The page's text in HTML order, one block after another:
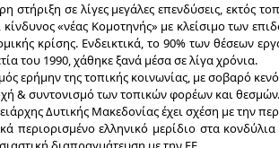
στήριξη σε λίγες μεγάλες επενδύσεις, εκτός
κίνδυνος «νέας Κομοτηνής» με κλείσιμο των
κρίσης. Ενδεικτικά, το 90% των θέσεων
του 1990, χάθηκε ξανά μέσα σε λίγα χρόνια.
ερήμην της τοπικής κοινωνίας, με σοβαρό
& συντονισμό των τοπικών φορέων και
Δυτικής Μακεδονίας έχει σχέση με την
περιορισμένο ελληνικό μερίδιο στα